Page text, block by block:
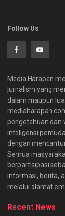
Follow Us
Media Harapan
jurnalism yang
dalam maupun
pengetahuan dan
inteligensi
dengan
Semua
berpartisipasi
informasi, berita,
melalui alamat
Recent News